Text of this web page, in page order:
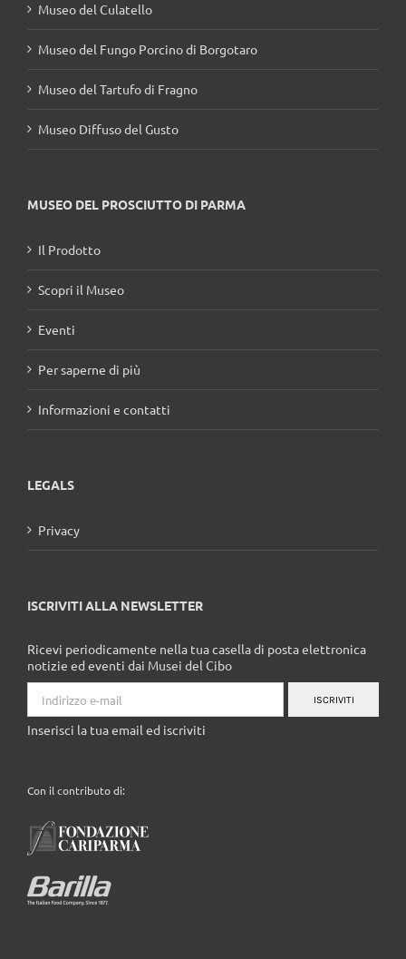
Museo del Culatello
Museo del Fungo Porcino di Borgotaro
Museo del Tartufo di Fragno
Museo Diffuso del Gusto
MUSEO DEL PROSCIUTTO DI PARMA
Il Prodotto
Scopri il Museo
Eventi
Per saperne di più
Informazioni e contatti
LEGALS
Privacy
ISCRIVITI ALLA NEWSLETTER
Ricevi periodicamente nella tua casella di posta elettronica
notizie ed eventi dai Musei del Cibo
ISCRIVITI
Inserisci la tua email ed iscriviti
Con il contributo di: